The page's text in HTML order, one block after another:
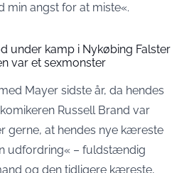
angst for at miste«.
under kamp i Nykøbing Falster
var et sexmonster
Mayer sidste år, da hendes
Russell Brand var
gerne, at hendes nye kæreste
udfordring« – fuldstændig
og den tidligere kæreste,